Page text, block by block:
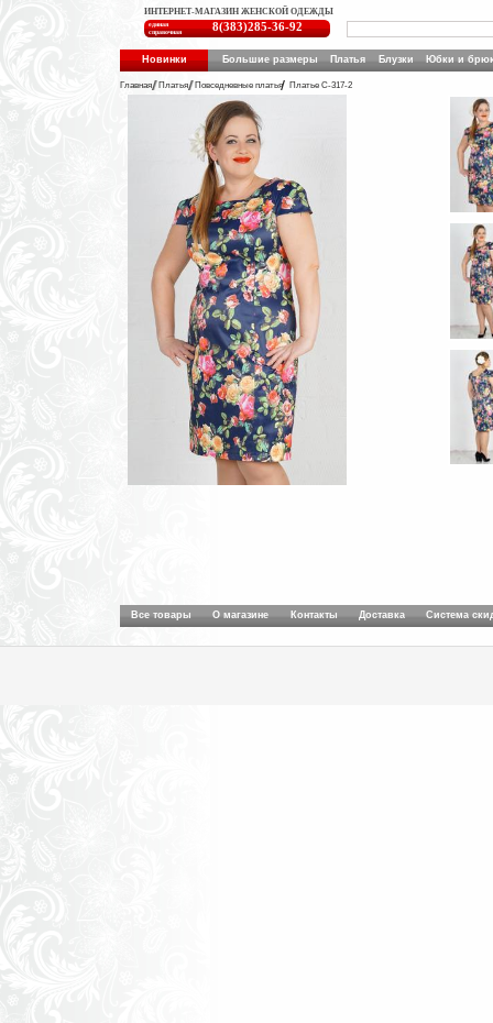
ИНТЕРНЕТ-МАГАЗИН ЖЕНСКОЙ ОДЕЖДЫ
единая
справочная
8(383)285-36-92
Новинки Большие размеры Платья Блузки Юбки и
Главная Платья Повседневные платья Платье С-317-2
Все товары О магазине Контакты Доставка Система